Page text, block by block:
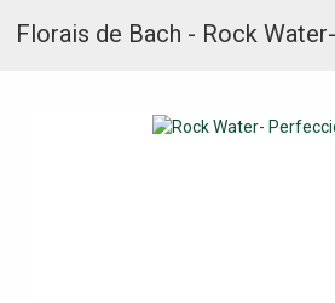
Florais de Bach - Rock